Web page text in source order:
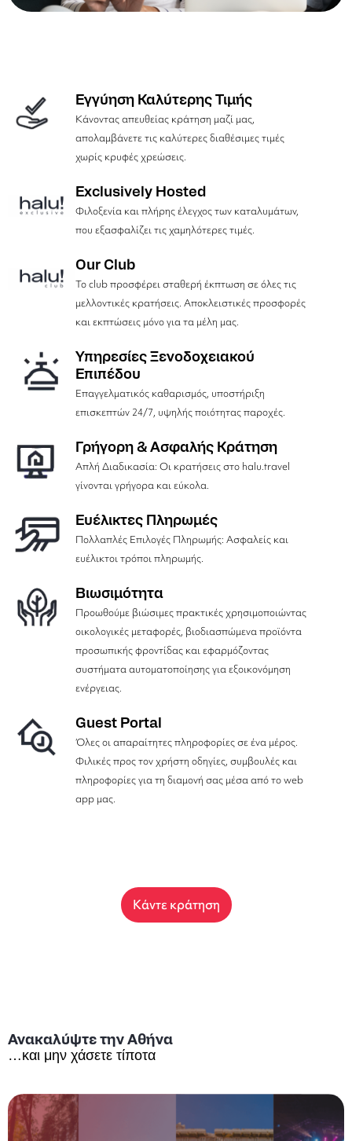
Εγγύηση Καλύτερης Τιμής
Κάνοντας απευθείας κράτηση μαζί μας,
απολαμβάνετε τις καλύτερες διαθέσιμες τιμές
χωρίς κρυφές χρεώσεις.
Exclusively Hosted
Φιλοξενία και πλήρης έλεγχος των καταλυμάτων,
που εξασφαλίζει τις χαμηλότερες τιμές.
Our Club
Το club προσφέρει σταθερή έκπτωση σε όλες τις
μελλοντικές κρατήσεις. Αποκλειστικές προσφορές
και εκπτώσεις μόνο για τα μέλη μας.
Υπηρεσίες Ξενοδοχειακού
Επιπέδου
Επαγγελματικός καθαρισμός, υποστήριξη
επισκεπτών 24/7, υψηλής ποιότητας παροχές.
Γρήγορη & Ασφαλής Κράτηση
Απλή Διαδικασία: Οι κρατήσεις στο halu.travel
γίνονται γρήγορα και εύκολα.
Ευέλικτες Πληρωμές
Πολλαπλές Επιλογές Πληρωμής: Ασφαλείς και
ευέλικτοι τρόποι πληρωμής.
Βιωσιμότητα
Προωθούμε βιώσιμες πρακτικές χρησιμοποιώντας
οικολογικές μεταφορές, βιοδιασπώμενα προϊόντα
προσωπικής φροντίδας και εφαρμόζοντας
συστήματα αυτοματοποίησης για εξοικονόμηση
ενέργειας.
Guest Portal
Όλες οι απαραίτητες πληροφορίες σε ένα μέρος.
Φιλικές προς τον χρήστη οδηγίες, συμβουλές και
πληροφορίες για τη διαμονή σας μέσα από το web
app μας.
Κάντε κράτηση
Ανακαλύψτε την Αθήνα
…και μην χάσετε τίποτα